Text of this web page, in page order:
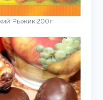
Рыжик 200г